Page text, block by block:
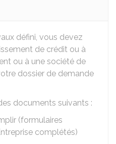
défini, vous devez
de crédit ou à
ou à une société de
dossier de demande
documents suivants :
(formulaires
complétés)